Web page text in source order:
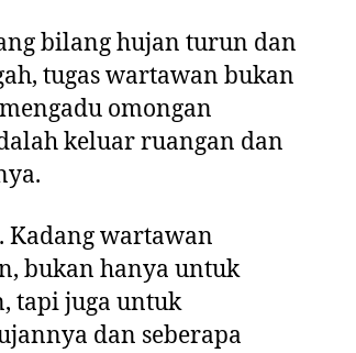
bilang hujan turun dan
tugas wartawan bukan
omongan
keluar ruangan dan
Kadang wartawan
bukan hanya untuk
tapi juga untuk
dan seberapa